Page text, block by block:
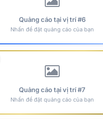
Quảng cáo tại vị trí #6
Nhấn để đặt quảng cáo của bạn
Quảng cáo tại vị trí #7
Nhấn để đặt quảng cáo của bạn